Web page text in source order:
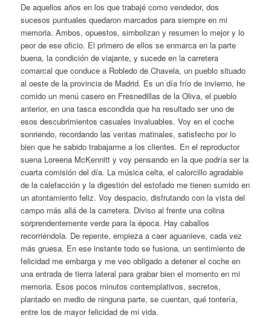
De aquellos años en los que trabajé como vendedor, dos
sucesos puntuales quedaron marcados para siempre en mi
memoria. Ambos, opuestos, simbolizan y resumen lo mejor y lo
peor de ese oficio. El primero de ellos se enmarca en la parte
buena, la condición de viajante, y sucede en la carretera
comarcal que conduce a Robledo de Chavela, un pueblo situado
al oeste de la provincia de Madrid. Es un día frío de invierno, he
comido un menú casero en Fresnedillas de la Oliva, el pueblo
anterior, en una tasca escondida que ha resultado ser uno de
esos descubrimientos casuales invaluables. Voy en el coche
sonriendo, recordando las ventas matinales, satisfecho por lo
bien que he sabido trabajarme a los clientes. En el reproductor
suena Loreena McKennitt y voy pensando en la que podría ser la
cuarta comisión del día. La música celta, el calorcillo agradable
de la calefacción y la digestión del estofado me tienen sumido en
un atontamiento feliz. Voy despacio, disfrutando con la vista del
campo más allá de la carretera. Diviso al frente una colina
sorprendentemente verde para la época. Hay caballos
recorriéndola. De repente, empieza a caer aguanieve, cada vez
más gruesa. En ese instante todo se fusiona, un sentimiento de
felicidad me embarga y me veo obligado a detener el coche en
una entrada de tierra lateral para grabar bien el momento en mi
memoria. Esos pocos minutos contemplativos, secretos,
plantado en medio de ninguna parte, se cuentan, qué tontería,
entre los de mayor felicidad de mi vida.